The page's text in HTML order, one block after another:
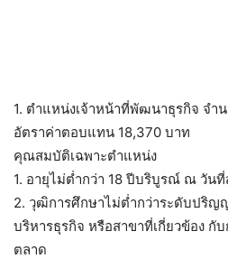
1. ตำแหน่งเจ้าหน้าที่พัฒนาธุรกิจ จำ
อัตราค่าตอบแทน 18,370 บาท
คุณสมบัติเฉพาะตำแหน่ง
1. อายุไม่ต่ำกว่า 18 ปีบริบูรณ์ ณ วัน
2. วุฒิการศึกษาไม่ต่ำกว่าระดับปริญ
บริหารธุรกิจ หรือสาขาที่เกี่ยวข้อง กั
ตลาด